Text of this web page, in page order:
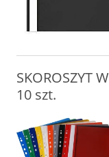
SKOROSZYT
10 szt.